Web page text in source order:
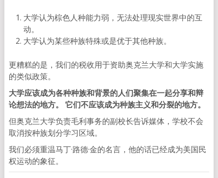
大学认为棕色人种能力弱，无法处理现实世界中的互
动。
大学认为某些种族特殊或是优于其他种族。
更糟糕的是，我们的税收用于资助奥克兰大学和大学实施
的类似政策。
大学应该成为各种种族和背景的人们聚集在一起分享和辩
论想法的地方。 它们不应该成为种族主义和分裂的地方。
但奥克兰大学负责毛利事务的副校长告诉媒体，学校不会
取消按种族划分学习区域。
我们必须重温马丁·路德·金的名言，他的话已经成为美国民
权运动的象征。